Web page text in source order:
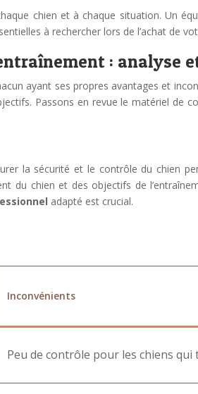
chien et à chaque situation. Un
à rechercher lors de l’achat de
: analyse
ayant ses propres avantages et
Passons en revue le matériel de
la sécurité et le contrôle du chien
du chien et des objectifs de
adapté est crucial.
Inconvénients
Peu de contrôle pour les chiens qui